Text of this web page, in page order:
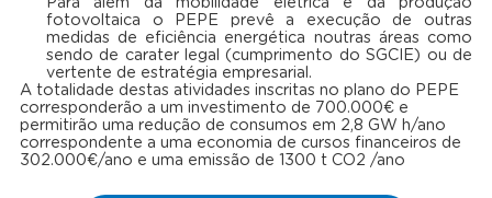
Para além da mobilidade elétrica e da produção
fotovoltaica o PEPE prevê a execução de outras
medidas de eficiência energética noutras áreas como
sendo de carater legal (cumprimento do SGCIE) ou de
vertente de estratégia empresarial.
A totalidade destas atividades inscritas no plano do PEPE
corresponderão a um investimento de 700.000€ e
permitirão uma redução de consumos em 2,8 GW h/ano
correspondente a uma economia de cursos financeiros de
302.000€/ano e uma emissão de 1300 t CO2 /ano